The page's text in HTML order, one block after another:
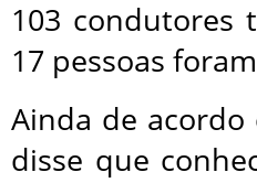
103 condutores
17 pessoas
Ainda de acordo
disse que